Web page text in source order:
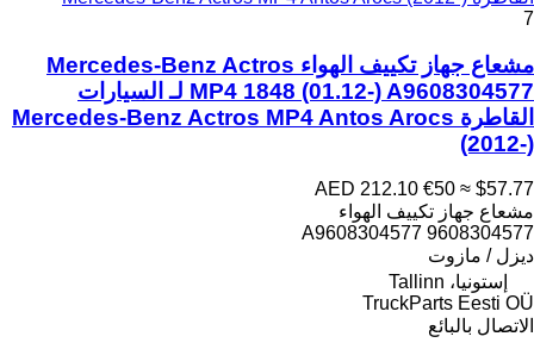
7
مشعاع جهاز تكييف الهواء Mercedes-Benz Actros
MP4 1848 (01.12-) A9608304577 لـ السيارات
القاطرة Mercedes-Benz Actros MP4 Antos Arocs
(2012-)
AED 212.10 €50 ≈ $57.77
مشعاع جهاز تكييف الهواء
A9608304577 9608304577
ديزل / مازوت
إستونيا، Tallinn
TruckParts Eesti OÜ
الاتصال بالبائع